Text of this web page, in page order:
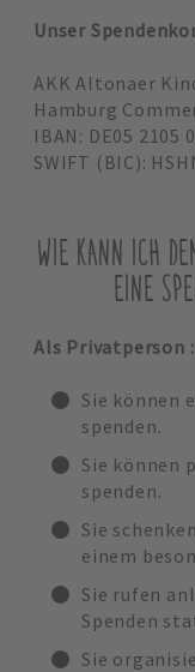
Unser
AKK Altonaer
Hamburg
IBAN: DE05 2105
SWIFT (BIC):
WIE KANN ICH
EINE
Als Privatperson :
Sie können
spenden.
Sie können
spenden.
Sie
einem
Sie rufen
Spenden
Sie